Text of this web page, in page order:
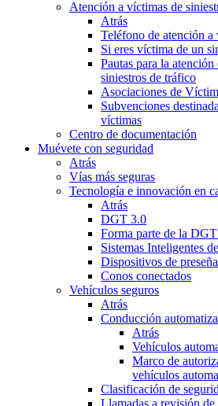
Atención a víctimas de
Atrás
Teléfono de atención a
Si eres víctima de un
Pautas para la
siniestros de tráfico
Asociaciones de
Subvenciones
víctimas
Centro de documentación
Muévete con seguridad
Atrás
Vías más seguras
Tecnología e innovación en
Atrás
DGT 3.0
Forma parte de la
Sistemas Inteligentes
Dispositivos de
Conos conectados
Vehículos seguros
Atrás
Conducción
Atrás
Vehículos
Marco de
vehículos
Clasificación de